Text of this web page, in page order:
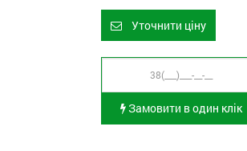
Уточнити ціну
Замовити в один клік